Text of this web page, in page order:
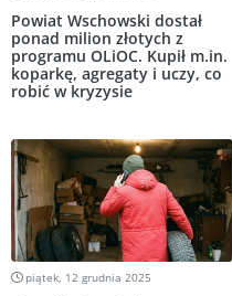
Powiat Wschowski dostał
ponad milion złotych z
programu OLiOC. Kupił m.in.
koparkę, agregaty i uczy, co
robić w kryzysie
piątek, 12 grudnia 2025